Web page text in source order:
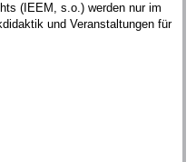
(IEEM, s.o.) werden nur im
und Veranstaltungen für